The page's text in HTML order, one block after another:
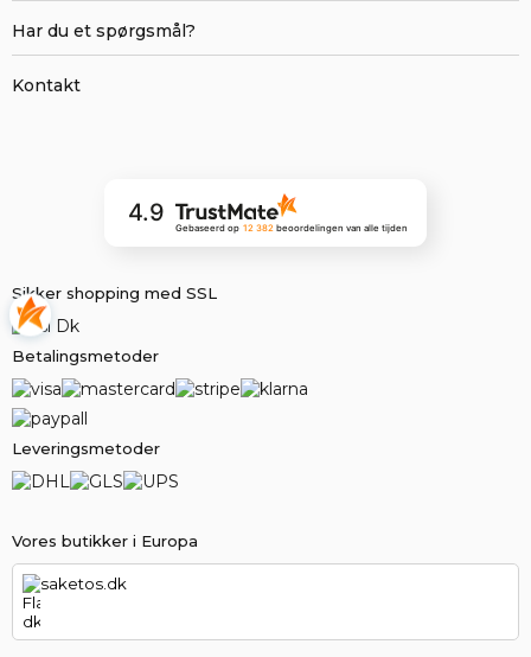
Vores butikker i Europa
saketos.dk
Har du et spørgsmål?
Kontakt
4.9
Gebaseerd op 12 382 beoordelingenvan alle tijden
Sikker shopping med SSL
Betalingsmetoder
Leveringsmetoder